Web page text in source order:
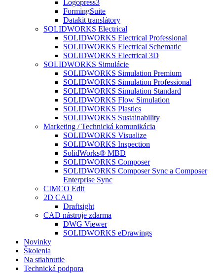
Logopress3
FormingSuite
Datakit translátory
SOLIDWORKS Electrical
SOLIDWORKS Electrical Professional
SOLIDWORKS Electrical Schematic
SOLIDWORKS Electrical 3D
SOLIDWORKS Simulácie
SOLIDWORKS Simulation Premium
SOLIDWORKS Simulation Professional
SOLIDWORKS Simulation Standard
SOLIDWORKS Flow Simulation
SOLIDWORKS Plastics
SOLIDWORKS Sustainability
Marketing / Technická komunikácia
SOLIDWORKS Visualize
SOLIDWORKS Inspection
SolidWorks® MBD
SOLIDWORKS Composer
SOLIDWORKS Composer Sync a Composer
Enterprise Sync
CIMCO Edit
2D CAD
Draftsight
CAD nástroje zdarma
DWG Viewer
SOLIDWORKS eDrawings
Novinky
Školenia
Na stiahnutie
Technická podpora